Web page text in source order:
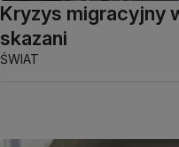
Kryzys migracyjny
skazani
ŚWIAT